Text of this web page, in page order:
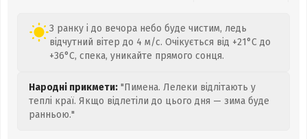
З ранку і до вечора небо буде чистим, ледь
відчутний вітер до 4 м/с. Очікується від +21°C до
+36°C, спека, уникайте прямого сонця.
Народні прикмети: "Пимена. Лелеки відлітають у
теплі краї. Якщо відлетіли до цього дня — зима буде
ранньою."